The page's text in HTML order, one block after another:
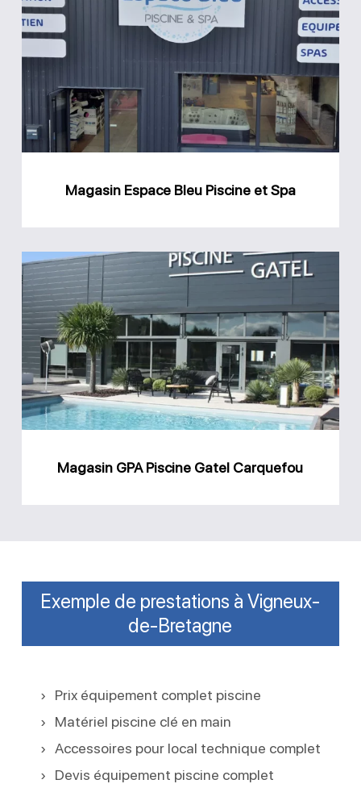
Espace
Bleu
et
Spa
Magasin Espace Bleu Piscine et Spa
Magasin
Piscine
Gatel
Carquefou
Magasin GPA Piscine Gatel Carquefou
Exemple de prestations à Vigneux-
de-Bretagne
Prix équipement complet piscine
Matériel piscine clé en main
Accessoires pour local technique complet
Devis équipement piscine complet